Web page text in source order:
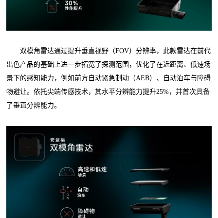
双模角雷达通过提升垂直视野（FOV）分辨率，此款雷达在前代
出色产品的基础上进一步拓宽了探测范围，优化了在近距离、低速场
景下的感知能力，例如前方自动紧急制动（AEB）、自动泊车与障碍
物避让。依托尖端传感技术，其水平分辨能力提升25%，并首次具备
了垂直分辨能力。